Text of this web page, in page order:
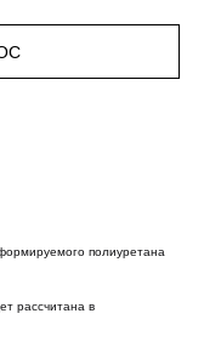
полиуретана
рассчитана в